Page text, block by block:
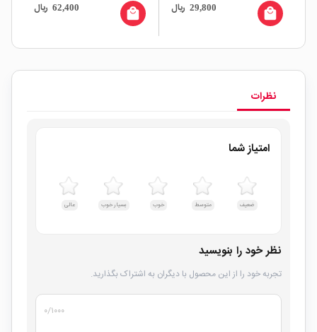
29,800 ریال local_mall
62,400 ریال local_mall
نظرات
امتیاز شما
ضعیف متوسط خوب بسیار خوب عالی
نظر خود را بنویسید
تجربه خود را از این محصول با دیگران به اشتراک بگذارید.
۰/۱۰۰۰